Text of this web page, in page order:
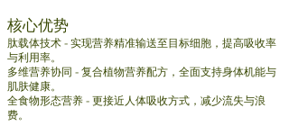
核心优势
肽载体技术 - 实现营养精准输送至目标细胞，提高吸收率
与利用率。
多维营养协同 - 复合植物营养配方，全面支持身体机能与
肌肤健康。
全食物形态营养 - 更接近人体吸收方式，减少流失与浪
费。